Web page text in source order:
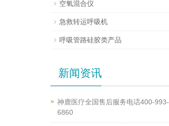
空氧混合仪
急救转运呼吸机
呼吸管路硅胶类产品
新闻资讯
神鹿医疗全国售后服务电话400-993-
6860